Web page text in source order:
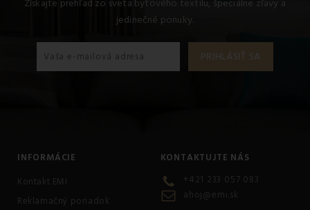
Získajte prehľad zo sveta bytového textilu, špeciálne zľavy a
jedinečné ponuky.
INFORMÁCIE
Kontakt EMI
Reklamačný poriadok
KONTAKTUJTE NÁS
+421 233 057 083
ahoj@emi.sk